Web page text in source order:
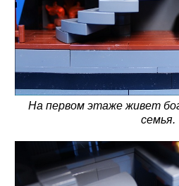
На первом этаже живет
семья.